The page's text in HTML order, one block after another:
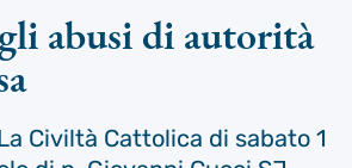
abusi di autorità
Civiltà Cattolica di sabato 1